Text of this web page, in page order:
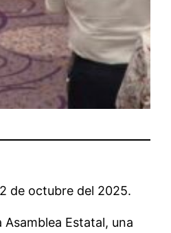
de octubre del 2025.
Estatal, una